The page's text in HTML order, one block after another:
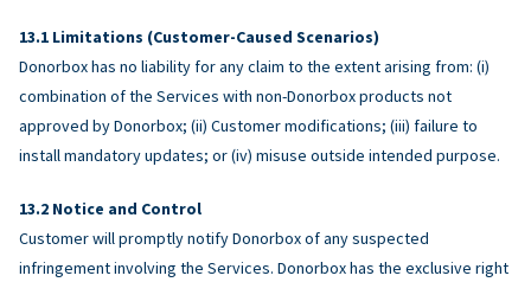
Limitations (Customer-Caused Scenarios)
Donorbox has no liability for any claim to the extent arising from: (i)
combination of the Services with non-Donorbox products not
approved by Donorbox; (ii) Customer modifications; (iii) failure to
install mandatory updates; or (iv) misuse outside intended purpose.
Notice and Control
Customer will promptly notify Donorbox of any suspected
infringement involving the Services. Donorbox has the exclusive right